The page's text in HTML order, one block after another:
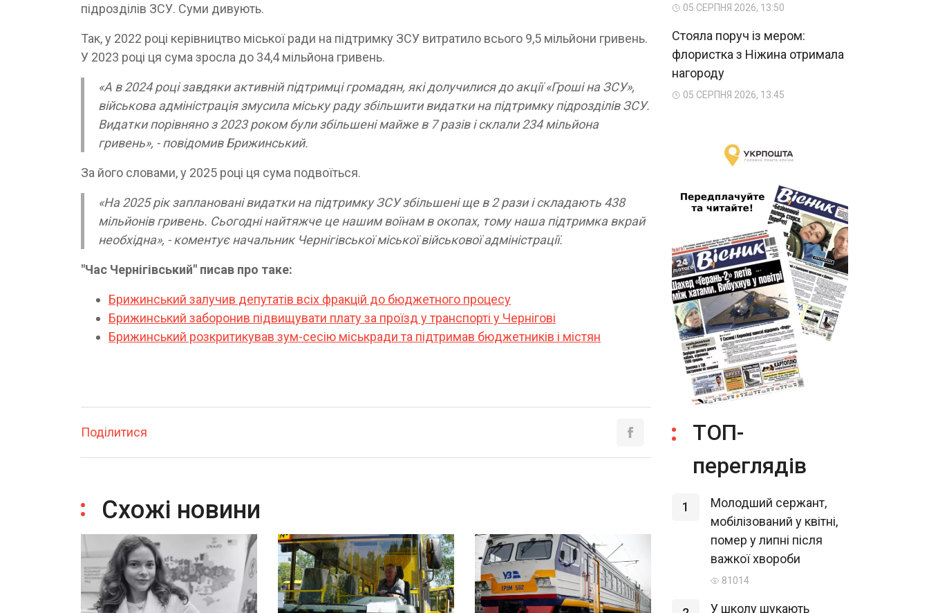
підрозділів ЗСУ. Суми дивують.
Так, у 2022 році керівництво міської ради на підтримку ЗСУ витратило всього 9,5 мільйони гривень.
У 2023 році ця сума зросла до 34,4 мільйона гривень.
«А в 2024 році завдяки активній підтримці громадян, які долучилися до акції «Гроші на ЗСУ»,
військова адміністрація змусила міську раду збільшити видатки на підтримку підрозділів ЗСУ.
Видатки порівняно з 2023 роком були збільшені майже в 7 разів і склали 234 мільйона
гривень», - повідомив Брижинський.
За його словами, у 2025 році ця сума подвоїться.
«На 2025 рік заплановані видатки на підтримку ЗСУ збільшені ще в 2 рази і складають 438
мільйонів гривень. Сьогодні найтяжче це нашим воїнам в окопах, тому наша підтримка вкрай
необхідна», - коментує начальник Чернігівської міської військової адміністрації.
"Час Чернігівський" писав про таке:
Брижинський залучив депутатів всіх фракцій до бюджетного процесу
Брижинський заборонив підвищувати плату за проїзд у транспорті у Чернігові
Брижинський розкритикував зум-сесію міськради та підтримав бюджетників і містян
Поділитися
Схожі новини
05 СЕРПНЯ 2026, 13:50
Стояла поруч із мером:
флористка з Ніжина отримала
нагороду
05 СЕРПНЯ 2026, 13:45
ТОП-
переглядів
1
Молодший сержант,
мобілізований у квітні,
помер у липні після
важкої хвороби
81014
У школу шукають